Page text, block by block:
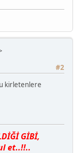
#2
kirletenlere
GİBİ,
et..!!..